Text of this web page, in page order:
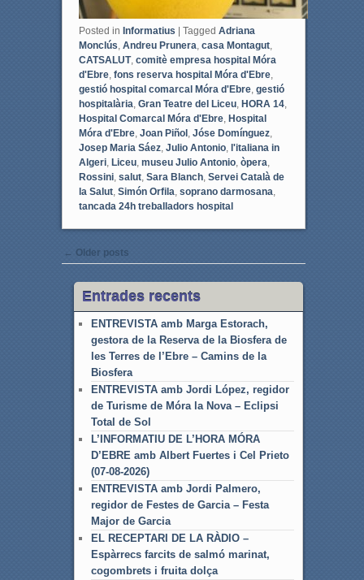
Posted in Informatius | Tagged Adriana
Monclús Andreu Prunera casa Montagut,
CATSALUT, comitè empresa hospital Móra
d'Ebre, fons reserva hospital Móra d'Ebre,
gestió hospital comarcal Móra d'Ebre, gestió
hospitalària Gran Teatre del Liceu, HORA 14,
Hospital Comarcal Móra d'Ebre, Hospital
Móra d'Ebre, Joan Piñol, Jóse Domínguez,
Josep Maria Sáez, Julio Antonio, l'italiana in
Algeri, Liceu, museu Julio Antonio, òpera
Rossini, salut, Sara Blanch, Servei Català de
la Salut, Simón Orfila soprano darmosana
tancada 24h treballadors hospital
Post navigation
← Older posts
Entrades recents
ENTREVISTA amb Marga Estorach,
gestora de la Reserva de la Biosfera de
les Terres de l’Ebre – Camins de la
Biosfera
ENTREVISTA amb Jordi López, regidor
de Turisme de Móra la Nova – Eclipsi
Total de Sol
L’INFORMATIU DE L’HORA MÓRA
D’EBRE amb Albert Fuertes i Cel Prieto
(07-08-2026)
ENTREVISTA amb Jordi Palmero,
regidor de Festes de Garcia – Festa
Major de Garcia
EL RECEPTARI DE LA RÀDIO –
Espàrrecs farcits de salmó marinat,
cogombrets i fruita dolça